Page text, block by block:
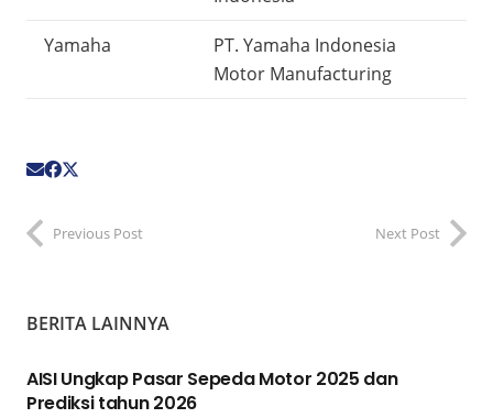
Yamaha
PT. Yamaha Indonesia
Motor Manufacturing
Previous Post Next Post
BERITA LAINNYA
AISI Ungkap Pasar Sepeda Motor 2025 dan
Prediksi tahun 2026